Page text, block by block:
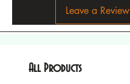
Leave a Review
All Products